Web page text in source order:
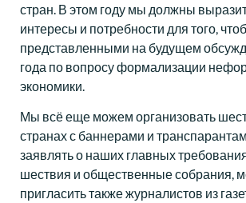
стран. В этом году мы должны
интересы и потребности для того,
представленными на будущем
года по вопросу формализации
экономики.
Мы всё еще можем организовать
странах с баннерами и
заявлять о наших главных
шествия и общественные собрания,
пригласить также журналистов из